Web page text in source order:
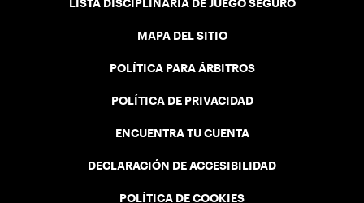
LISTA DISCIPLINARIA DE JUEGO SEGURO
MAPA DEL SITIO
POLÍTICA PARA ÁRBITROS
POLÍTICA DE PRIVACIDAD
ENCUENTRA TU CUENTA
DECLARACIÓN DE ACCESIBILIDAD
POLÍTICA DE COOKIES